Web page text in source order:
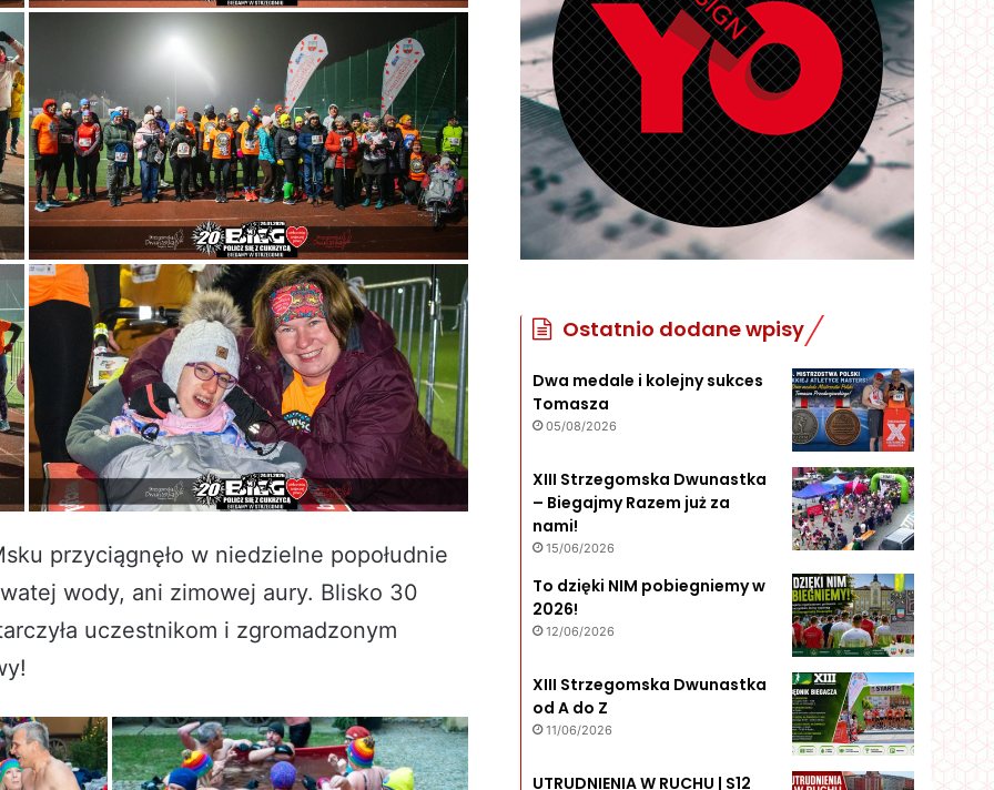
przyciągnęło w niedzielne popołudnie
wody, ani zimowej aury. Blisko 30
uczestnikom i zgromadzonym
Ostatnio dodane wpisy
Dwa medale i kolejny sukces
Tomasza
05/08/2026
XIII Strzegomska Dwunastka
– Biegajmy Razem już za
nami!
15/06/2026
To dzięki NIM pobiegniemy w
2026!
12/06/2026
XIII Strzegomska Dwunastka
od A do Z
11/06/2026
UTRUDNIENIA W RUCHU | S12